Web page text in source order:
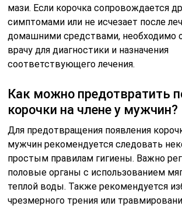
мази. Если корочка сопровождается
симптомами или не исчезает после
домашними средствами, необходимо
врачу для диагностики и назначения
соответствующего лечения.
Как можно предотвратить
корочки на члене у мужчин?
Для предотвращения появления
мужчин рекомендуется следовать
простым правилам гигиены. Важно
половые органы с использованием
теплой воды. Также рекомендуется
чрезмерного трения или